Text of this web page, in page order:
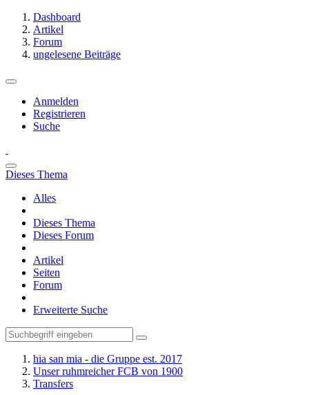
Dashboard
Artikel
Forum
ungelesene Beiträge
Anmelden
Registrieren
Suche
Dieses Thema
Alles
Dieses Thema
Dieses Forum
Artikel
Seiten
Forum
Erweiterte Suche
hia san mia - die Gruppe est. 2017
Unser ruhmreicher FCB von 1900
Transfers